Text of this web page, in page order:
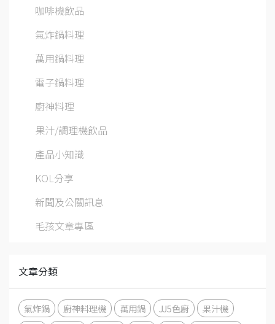
咖啡機飲品
氣炸鍋料理
萬用鍋料理
電子鍋料理
廚神料理
果汁/調理機飲品
產品小知識
KOL分享
新聞及公關訊息
毛孩文章專區
文章分類
氣炸鍋 廚神料理機 萬用鍋 JJ5色廚
果汁機